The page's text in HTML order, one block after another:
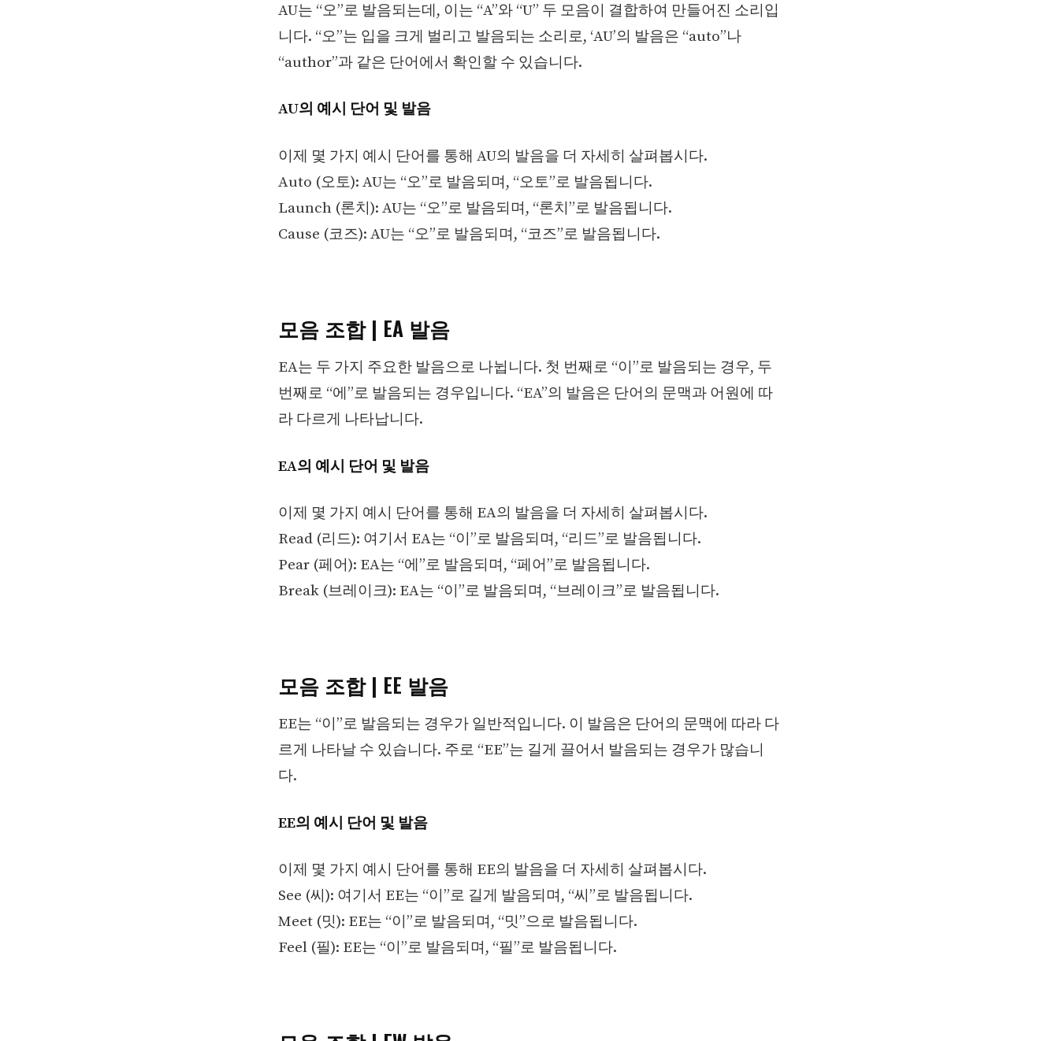
AU는 “오”로 발음되는데, 이는 “A”와 “U” 두 모음이 결합하여 만들어진 소리입
니다. “오”는 입을 크게 벌리고 발음되는 소리로, ‘AU’의 발음은 “auto”나
“author”과 같은 단어에서 확인할 수 있습니다.
AU의 예시 단어 및 발음
이제 몇 가지 예시 단어를 통해 AU의 발음을 더 자세히 살펴봅시다.
Auto (오토): AU는 “오”로 발음되며, “오토”로 발음됩니다.
Launch (론치): AU는 “오”로 발음되며, “론치”로 발음됩니다.
Cause (코즈): AU는 “오”로 발음되며, “코즈”로 발음됩니다.
모음 조합 | EA 발음
EA는 두 가지 주요한 발음으로 나뉩니다. 첫 번째로 “이”로 발음되는 경우, 두
번째로 “에”로 발음되는 경우입니다. “EA”의 발음은 단어의 문맥과 어원에 따
라 다르게 나타납니다.
EA의 예시 단어 및 발음
이제 몇 가지 예시 단어를 통해 EA의 발음을 더 자세히 살펴봅시다.
Read (리드): 여기서 EA는 “이”로 발음되며, “리드”로 발음됩니다.
Pear (페어): EA는 “에”로 발음되며, “페어”로 발음됩니다.
Break (브레이크): EA는 “이”로 발음되며, “브레이크”로 발음됩니다.
모음 조합 | EE 발음
EE는 “이”로 발음되는 경우가 일반적입니다. 이 발음은 단어의 문맥에 따라 다
르게 나타날 수 있습니다. 주로 “EE”는 길게 끌어서 발음되는 경우가 많습니
다.
EE의 예시 단어 및 발음
이제 몇 가지 예시 단어를 통해 EE의 발음을 더 자세히 살펴봅시다.
See (씨): 여기서 EE는 “이”로 길게 발음되며, “씨”로 발음됩니다.
Meet (밋): EE는 “이”로 발음되며, “밋”으로 발음됩니다.
Feel (필): EE는 “이”로 발음되며, “필”로 발음됩니다.